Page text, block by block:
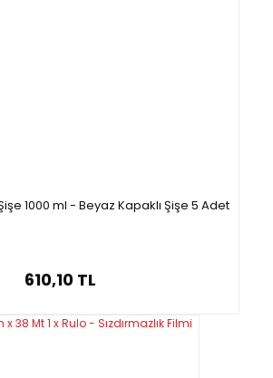
1000 ml - Beyaz Kapaklı Şişe 5 Adet
610,10 TL